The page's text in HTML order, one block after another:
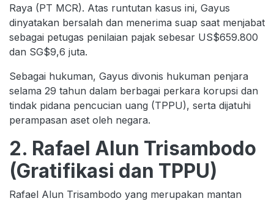
Raya (PT MCR). Atas runtutan kasus ini, Gayus
dinyatakan bersalah dan menerima suap saat menjabat
sebagai petugas penilaian pajak sebesar US$659.800
dan SG$9,6 juta.
Sebagai hukuman, Gayus divonis hukuman penjara
selama 29 tahun dalam berbagai perkara korupsi dan
tindak pidana pencucian uang (TPPU), serta dijatuhi
perampasan aset oleh negara.
2. Rafael Alun Trisambodo
(Gratifikasi dan TPPU)
Rafael Alun Trisambodo yang merupakan mantan